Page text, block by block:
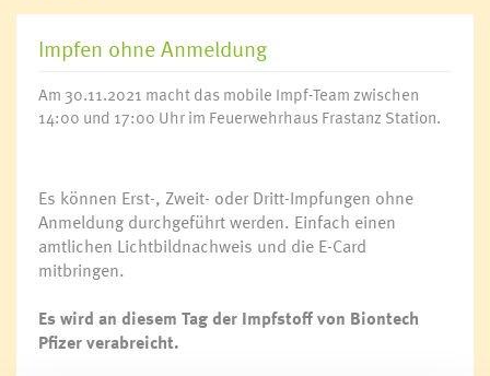
Impfen ohne Anmeldung
Am 30.11.2021 macht das mobile Impf-Team zwischen
14:00 und 17:00 Uhr im Feuerwehrhaus Frastanz Station.
Es können Erst-, Zweit- oder Dritt-Impfungen ohne
Anmeldung durchgeführt werden. Einfach einen
amtlichen Lichtbildnachweis und die E-Card
mitbringen.
Es wird an diesem Tag der Impfstoff von Biontech
Pfizer verabreicht.